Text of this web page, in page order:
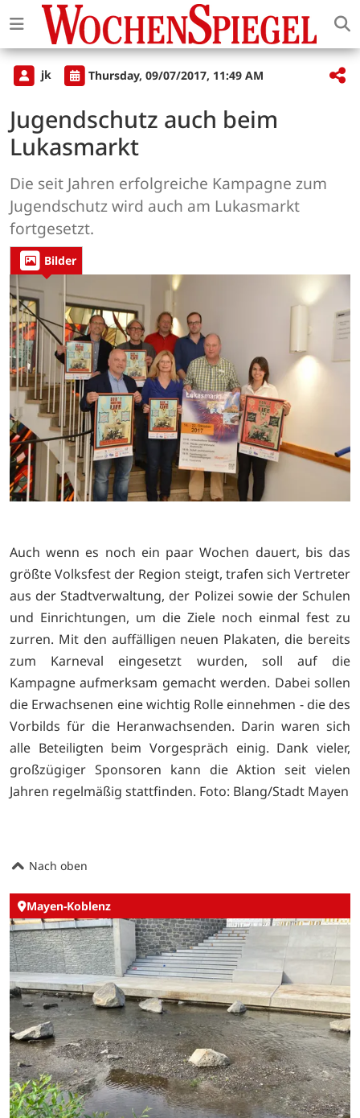
jk Thursday, 09/07/2017, 11:49 AM
Jugendschutz auch beim
Lukasmarkt
Die seit Jahren erfolgreiche Kampagne zum
Jugendschutz wird auch am Lukasmarkt
fortgesetzt.
Bilder
Auch wenn es noch ein paar Wochen dauert, bis das
größte Volksfest der Region steigt, trafen sich Vertreter
aus der Stadtverwaltung, der Polizei sowie der Schulen
und Einrichtungen, um die Ziele noch einmal fest zu
zurren. Mit den auffälligen neuen Plakaten, die bereits
zum Karneval eingesetzt wurden, soll auf die
Kampagne aufmerksam gemacht werden. Dabei sollen
die Erwachsenen eine wichtig Rolle einnehmen - die des
Vorbilds für die Heranwachsenden. Darin waren sich
alle Beteiligten beim Vorgespräch einig. Dank vieler,
großzügiger Sponsoren kann die Aktion seit vielen
Jahren regelmäßig stattfinden. Foto: Blang/Stadt Mayen
Nach oben
Mayen-Koblenz